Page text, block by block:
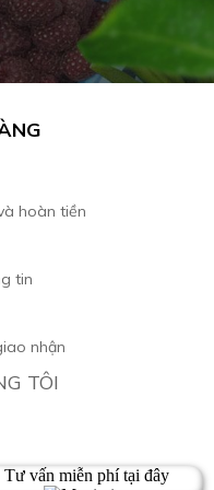
hoàn tiền
tin
nhận
TÔI